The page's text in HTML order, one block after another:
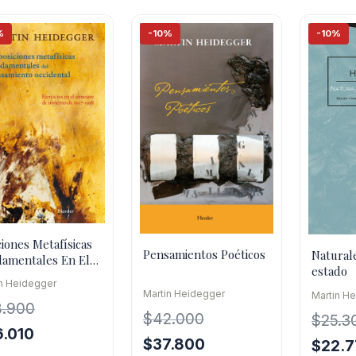
Metafísicas
En El
Heidegger
-10%
Pensamientos Poéticos
Martin Heidegger
$42.000
El
$37.800
-10%
estado
Martin
$
El
$